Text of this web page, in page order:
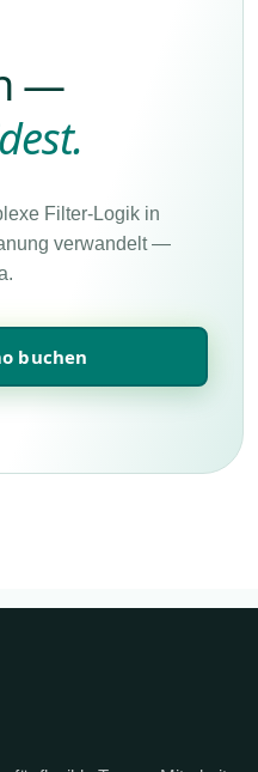
—
Filter-Logik in
verwandelt —
buchen